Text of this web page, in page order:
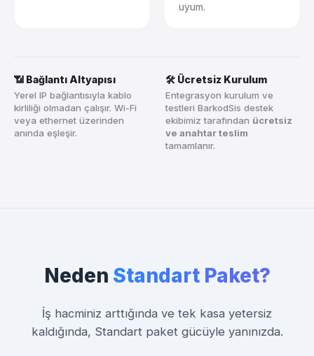
uyum.
📶 Bağlantı Altyapısı
Yerel IP bağlantısıyla kablo
kirliliği olmadan çalışır. Wi-Fi
veya ethernet üzerinden
anında eşleşir.
🛠️ Ücretsiz Kurulum
Entegrasyon kurulum ve
testleri BarkodSis destek
ekibimiz tarafından ücretsiz
ve anahtar teslim
tamamlanır.
Neden Standart Paket?
İş hacminiz arttığında ve tek kasa yetersiz
kaldığında, Standart paket gücüyle yanınızda.